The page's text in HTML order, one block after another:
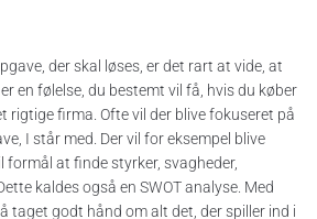
der skal løses, er det rart at vide, at
en følelse, du bestemt vil få, hvis du køber
rigtige firma. Ofte vil der blive fokuseret på
I står med. Der vil for eksempel blive
formål at finde styrker, svagheder,
kaldes også en SWOT analyse. Med
taget godt hånd om alt det, der spiller ind i